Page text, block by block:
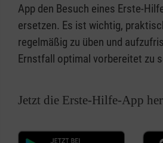
App den Besuch eines Erste-
ersetzen. Es ist wichtig,
regelmäßig zu üben und
Ernstfall optimal vorbereitet zu
Jetzt die Erste-Hilfe-App